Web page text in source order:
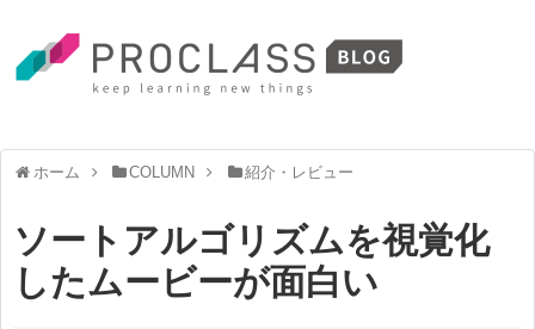
ホーム COLUMN 紹介・レビュー
ソートアルゴリズムを視覚化
したムービーが面白い